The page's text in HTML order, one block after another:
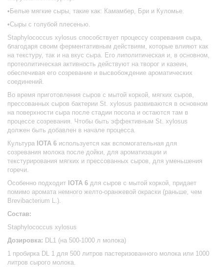
•Белые мягкие сыры, такие как: Камамбер, Бри и Куломье.
•Сыры с голубой плесенью.
Staphylococcus xylosus способствует процессу созревания сыра,
благодаря своим ферментативным действиям, которые влияют как
на текстуру, так и на вкус сыра. Его липолитическая и, в основном,
протеолитическая активность действуют на творог и казеин,
обеспечивая его созревание и высвобождение ароматических
соединений.
Во время приготовления сыров с мытой коркой, мягких сыров,
прессованных сыров бактерии St. xylosus развиваются в основном
на поверхности сыра после стадии посола и остаются там в
процессе созревания. Чтобы быть эффективным St. xylosus
должен быть добавлен в начале процесса.
Культура IOTA 6 используется как вспомогательная для
созревания молока после дойки, для ароматизации и
текстурирования мягких и прессованных сыров, для уменьшения
горечи.
Особенно подходит IOTA 6 для сыров с мытой коркой, придает
помимо аромата немного желто-оранжевой окраски (раньше, чем
Brevibacterium L.).
Состав:
Staphylococcus xylosus
Дозировка: DL1 (на 500-1000 л молока)
1 пробирка DL 1 для 500 литров пастеризованного молока или 1000
литров сырого молока.